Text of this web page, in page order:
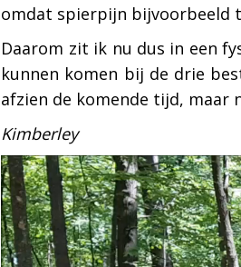
omdat spierpijn bijvoorbeeld
Daarom zit ik nu dus in een
kunnen komen bij de drie
afzien de komende tijd, maar
Kimberley
Videospeler